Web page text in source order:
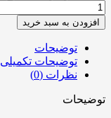
افزودن به سبد خرید
توضیحات
توضیحات تکمیلی
نظرات (0)
توضیحات